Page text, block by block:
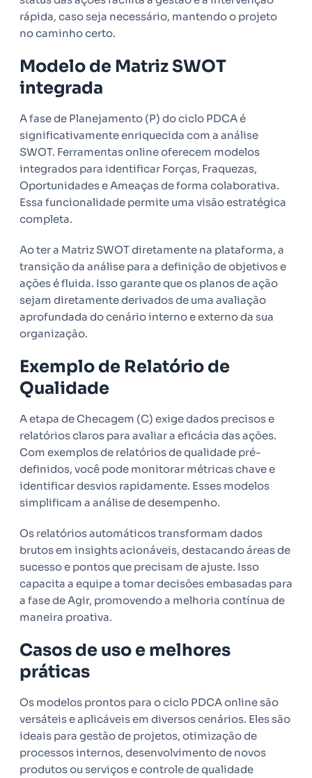
rápida, caso seja necessário, mantendo o projeto
no caminho certo.
Modelo de Matriz SWOT
integrada
A fase de Planejamento (P) do ciclo PDCA é
significativamente enriquecida com a análise
SWOT. Ferramentas online oferecem modelos
integrados para identificar Forças, Fraquezas,
Oportunidades e Ameaças de forma colaborativa.
Essa funcionalidade permite uma visão estratégica
completa.
Ao ter a Matriz SWOT diretamente na plataforma, a
transição da análise para a definição de objetivos e
ações é fluida. Isso garante que os planos de ação
sejam diretamente derivados de uma avaliação
aprofundada do cenário interno e externo da sua
organização.
Exemplo de Relatório de
Qualidade
A etapa de Checagem (C) exige dados precisos e
relatórios claros para avaliar a eficácia das ações.
Com exemplos de relatórios de qualidade pré-
definidos, você pode monitorar métricas chave e
identificar desvios rapidamente. Esses modelos
simplificam a análise de desempenho.
Os relatórios automáticos transformam dados
brutos em insights acionáveis, destacando áreas de
sucesso e pontos que precisam de ajuste. Isso
capacita a equipe a tomar decisões embasadas para
a fase de Agir, promovendo a melhoria contínua de
maneira proativa.
Casos de uso e melhores
práticas
Os modelos prontos para o ciclo PDCA online são
versáteis e aplicáveis em diversos cenários. Eles são
ideais para gestão de projetos, otimização de
processos internos, desenvolvimento de novos
produtos ou serviços e controle de qualidade